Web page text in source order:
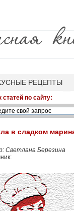
РЕЦЕПТЫ
статей по сайту:
в сладком
Светлана Березина